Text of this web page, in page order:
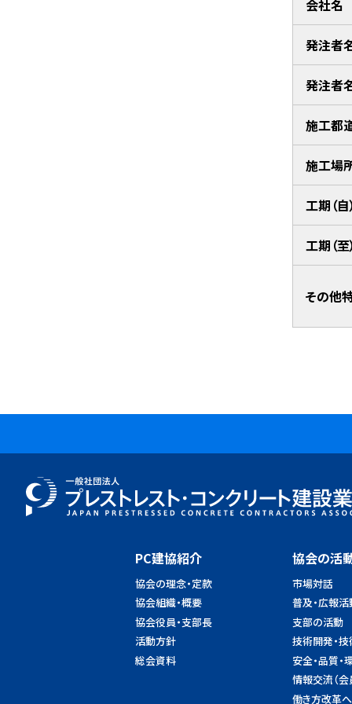
会社名
発注者
発注者
施工都
施工場
工期（自
工期（至
その他
PC建協紹介
協会の理念・定款
協会組織・概要
協会役員・支部長
活動方針
総会資料
協会の活
市場対話
普及・広報活
支部の活動
技術開発・
安全・品質・
情報交流（会
働き方改革